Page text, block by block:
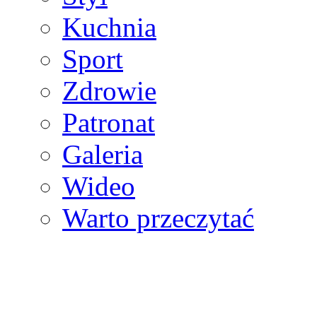
Kuchnia
Sport
Zdrowie
Patronat
Galeria
Wideo
Warto przeczytać